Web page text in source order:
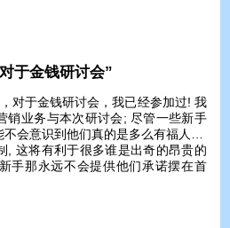
于金钱研讨会”
对于金钱研讨会，我已经参加过! 我
销业务与本次研讨会; 尽管一些新手
会意识到他们真的是多么有福人…
, 这将有利于很多谁是出奇的昂贵的
手那永远不会提供他们承诺摆在首